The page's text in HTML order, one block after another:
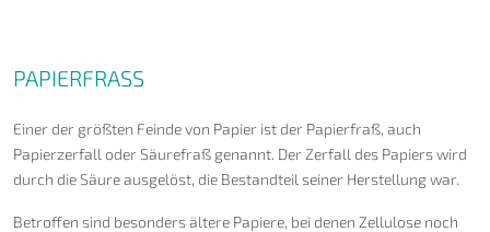
PAPIERFRASS
Einer der größten Feinde von Papier ist der Papierfraß, auch
Papierzerfall oder Säurefraß genannt. Der Zerfall des Papiers wird
durch die Säure ausgelöst, die Bestandteil seiner Herstellung war.
Betroffen sind besonders ältere Papiere, bei denen Zellulose noch